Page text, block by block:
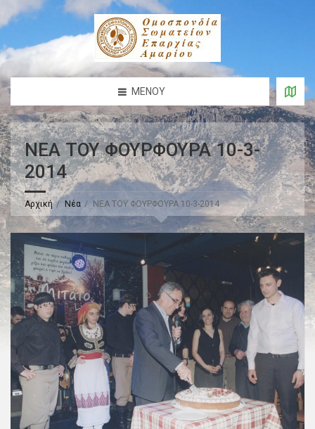
ΜΕΝΟΎ
ΝΕΑ ΤΟΥ ΦΟΥΡΦΟΥΡΑ 10-3-
2014
Αρχική Νέα ΝΕΑ ΤΟΥ ΦΟΥΡΦΟΥΡΑ 10-3-2014